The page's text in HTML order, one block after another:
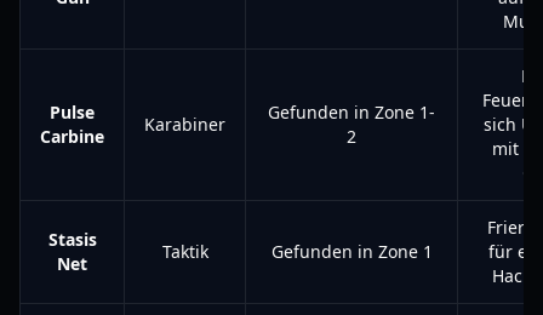
Pulse
Carbine
Karabiner
Gefunden in Zone 1-
2
sich
mit
Stasis
Net
Taktik Gefunden in Zone 1
Friert
für